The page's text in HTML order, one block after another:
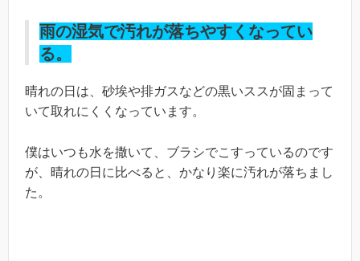
雨の湿気で汚れが落ちやすくなってい
る。
晴れの日は、砂埃や排ガスなどの黒いススが固まって
いて取れにくくなっています。
僕はいつも水を撒いて、ブラシでこすっているのです
が、晴れの日に比べると、かなり楽に汚れが落ちまし
た。